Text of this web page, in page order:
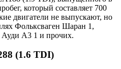
который составляет 700
двигатели не выпускают, но
Фольксваген Шаран 1,
А3 1 и прочих.
(1.6 TDI)